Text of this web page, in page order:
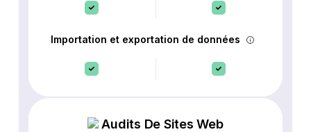
Importation et exportation de données
Audits De Sites Web